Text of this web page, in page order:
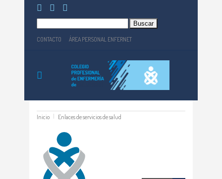
CONTACTO ÁREA PERSONAL ENFERNET
Inicio Enlaces de servicios de salud